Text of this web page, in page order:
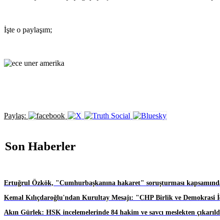
İşte o paylaşım;
Paylaş:
Son Haberler
Ertuğrul Özkök, "Cumhurbaşkanına hakaret" soruşturması
Kemal Kılıçdaroğlu'ndan Kurultay Mesajı: "CHP Birlik ve Demokrasi
Akın Gürlek: HSK incelemelerinde 84 hakim ve savcı meslekten